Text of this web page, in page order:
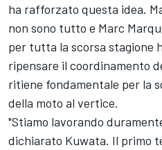
ha rafforzato questa idea.
non sono tutto e Marc
per tutta la scorsa stagione
ripensare il coordinamento
ritiene fondamentale per la
della moto al vertice.
"Stiamo lavorando
dichiarato Kuwata. Il primo